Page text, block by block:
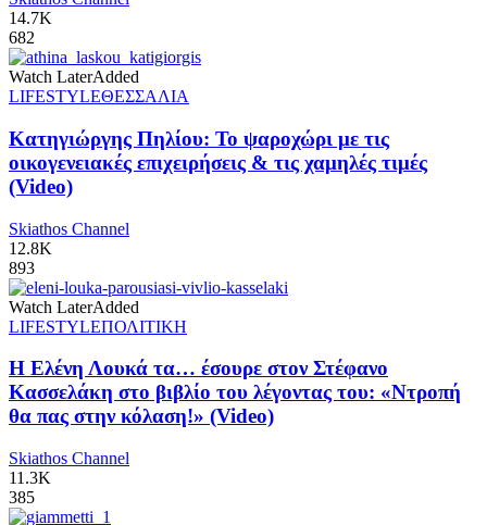
14.7K
682
Watch LaterAdded
LIFESTYLEΘΕΣΣΑΛΙΑ
Κατηγιώργης Πηλίου: Το ψαροχώρι με τις
οικογενειακές επιχειρήσεις & τις χαμηλές τιμές
(Video)
Skiathos Channel
12.8K
893
Watch LaterAdded
LIFESTYLEΠΟΛΙΤΙΚΗ
Η Ελένη Λουκά τα… έσουρε στον Στέφανο
Κασσελάκη στο βιβλίο του λέγοντας του: «Ντροπή
θα πας στην κόλαση!» (Video)
Skiathos Channel
11.3K
385